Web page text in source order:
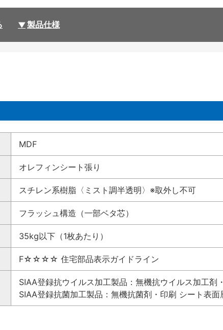
製品仕様
MDF
オレフィンシート張り
スチレン系樹脂〈ミスト調半透明〉※取外し不可
フラッシュ構造（一部ベタ芯）
35kg以下（1枚あたり）
F☆☆☆☆ 住宅部品表示ガイドライン
SIAA登録抗ウイルス加工製品：無機抗ウイルス加工
SIAA登録抗菌加工製品：無機抗菌剤・印刷 シート表